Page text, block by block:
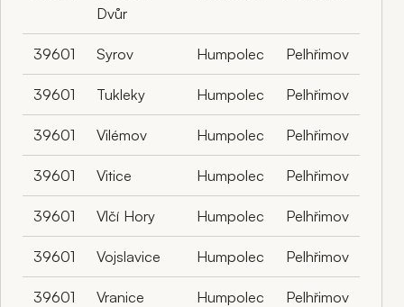
Dvůr
39601 Syrov Humpolec Pelhřimov
39601 Tukleky Humpolec Pelhřimov
39601 Vilémov Humpolec Pelhřimov
39601 Vitice Humpolec Pelhřimov
39601 Vlčí Hory Humpolec Pelhřimov
39601 Vojslavice Humpolec Pelhřimov
39601 Vranice Humpolec Pelhřimov